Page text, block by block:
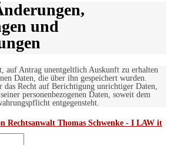
und
auf Antrag unentgeltlich Auskunft zu erhalten
Daten, die über ihn gespeichert wurden.
das Recht auf Berichtigung unrichtiger Daten,
personenbezogenen Daten, soweit dem
entgegensteht.
Rechtsanwalt Thomas Schwenke - I LAW it